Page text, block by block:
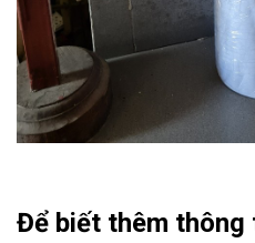
Để biết thêm thông